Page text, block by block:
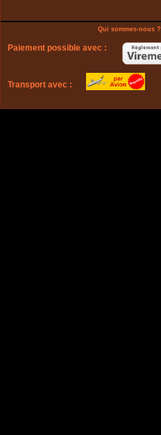
Qui sommes-nous ?
Paiement possible avec :
Transport avec :